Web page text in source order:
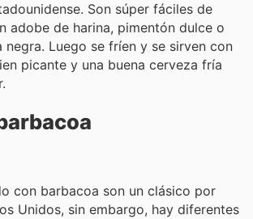
Son súper fáciles de
adobe de harina, pimentón dulce o
negra. Luego se fríen y se sirven con
picante y una buena cerveza fría
con barbacoa son un clásico por
Unidos, sin embargo, hay diferentes